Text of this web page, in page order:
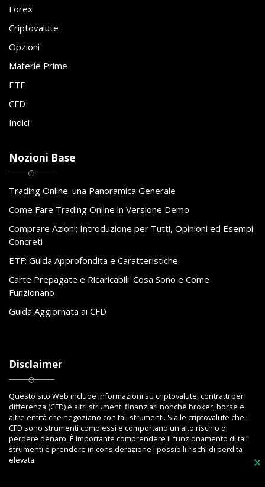
×
Forex
Criptovalute
Opzioni
Materie Prime
ETF
CFD
Indici
Nozioni Base
Trading Online: una Panoramica Generale
Come Fare Trading Online in Versione Demo
Comprare Azioni: Introduzione per Tutti, Opinioni ed Esempi
Concreti
ETF: Guida Approfondita e Caratteristiche
Carte Prepagate e Ricaricabili: Cosa Sono e Come
Funzionano
Guida Aggiornata ai CFD
Disclaimer
Questo sito Web include informazioni su criptovalute, contratti per
differenza (CFD) e altri strumenti finanziari nonché broker, borse e
altre entità che negoziano con tali strumenti. Sia le criptovalute che i
CFD sono strumenti complessi e comportano un alto rischio di
perdere denaro. È importante comprendere il funzionamento di tali
strumenti e prendere in considerazione i possibili rischi di perdita
elevata.